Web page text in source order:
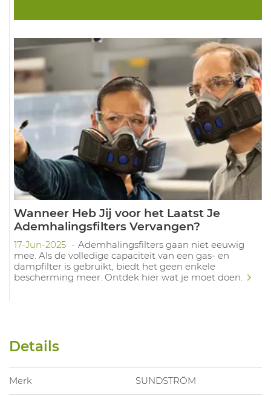
Wanneer Heb Jij voor het Laatst Je
Ademhalingsfilters Vervangen?
17-Jun-2025
Ademhalingsfilters gaan niet eeuwig
mee. Als de volledige capaciteit van een gas- en
dampfilter is gebruikt, biedt het geen enkele
bescherming meer. Ontdek hier wat je moet doen.
Details
Merk SUNDSTRÖM